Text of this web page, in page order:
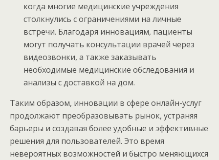
когда многие медицинские учреждения
столкнулись с ограничениями на личные
встречи. Благодаря инновациям, пациенты
могут получать консультации врачей через
видеозвонки, а также заказывать
необходимые медицинские обследования и
анализы с доставкой на дом.
Таким образом, инновации в сфере онлайн-услуг
продолжают преобразовывать рынок, устраняя
барьеры и создавая более удобные и эффективные
решения для пользователей. Это время
невероятных возможностей и быстро меняющихся